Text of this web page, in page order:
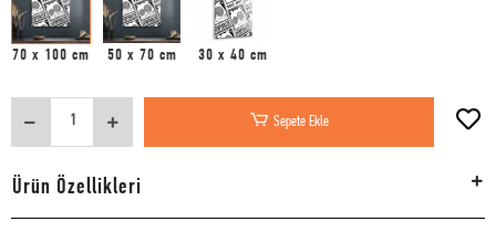
70 x 100 cm 50 x 70 cm 30 x 40 cm
Sepete Ekle
Ürün Özellikleri